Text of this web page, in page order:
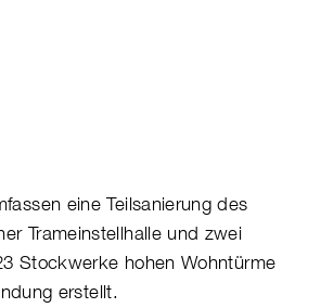
eine Teilsanierung des
Trameinstellhalle und zwei
Stockwerke hohen Wohntürme
erstellt.